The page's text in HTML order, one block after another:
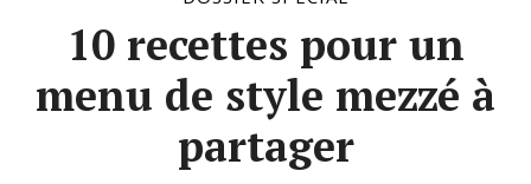
10 recettes pour un
menu de style mezzé à
partager